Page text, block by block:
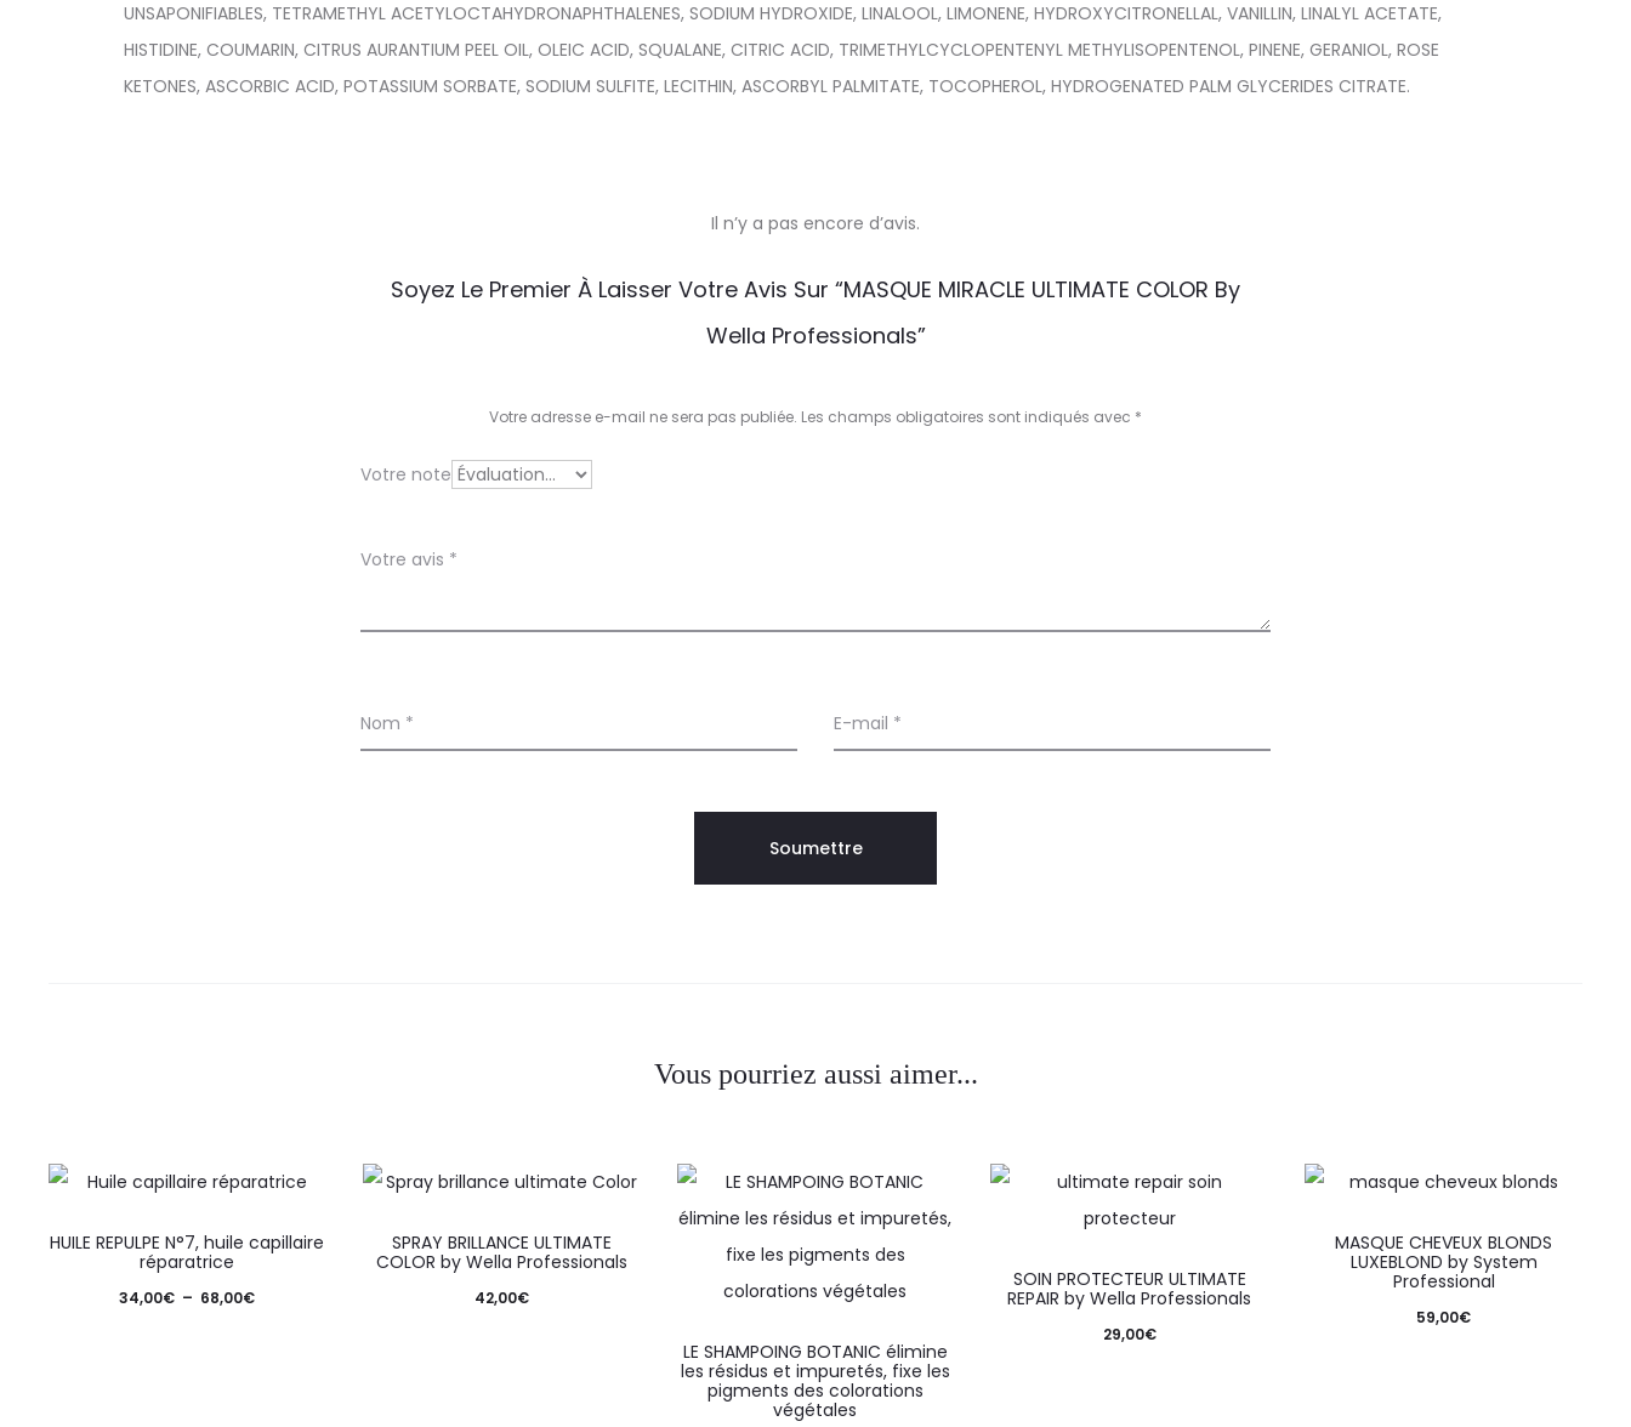
UNSAPONIFIABLES, TETRAMETHYL ACETYLOCTAHYDRONAPHTHALENES, SODIUM HYDROXIDE, LINALOOL, LIMONENE, HYDROXYCITRONELLAL, VANILLIN, LINALYL ACETATE,
HISTIDINE, COUMARIN, CITRUS AURANTIUM PEEL OIL, OLEIC ACID, SQUALANE, CITRIC ACID, TRIMETHYLCYCLOPENTENYL METHYLISOPENTENOL, PINENE, GERANIOL, ROSE
KETONES, ASCORBIC ACID, POTASSIUM SORBATE, SODIUM SULFITE, LECITHIN, ASCORBYL PALMITATE, TOCOPHEROL, HYDROGENATED PALM GLYCERIDES CITRATE.
Il n’y a pas encore d’avis.
Soyez Le Premier À Laisser Votre Avis Sur “MASQUE MIRACLE ULTIMATE COLOR By
Wella Professionals”
Votre adresse e-mail ne sera pas publiée. Les champs obligatoires sont indiqués avec *
Votre note
Votre avis *
Nom * E-mail *
Vous pourriez aussi aimer...
HUILE REPULPE N°7, huile capillaire
réparatrice
34,00€ – 68,00€
SPRAY BRILLANCE ULTIMATE
COLOR by Wella Professionals
42,00€
LE SHAMPOING BOTANIC élimine
les résidus et impuretés, fixe les
pigments des colorations
végétales
SOIN PROTECTEUR ULTIMATE
REPAIR by Wella Professionals
29,00€
MASQUE CHEVEUX BLONDS
LUXEBLOND by System
Professional
59,00€